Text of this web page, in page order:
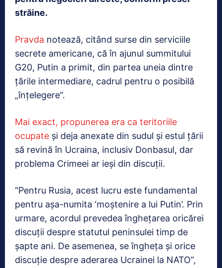
străine.
Pravda notează, citând surse din serviciile
secrete americane, că în ajunul summitului
G20, Putin a primit, din partea uneia dintre
țările intermediare, cadrul pentru o posibilă
„înțelegere”.
Mai exact, propunerea era ca teritoriile
ocupate și deja anexate din sudul și estul țării
să revină în Ucraina, inclusiv Donbasul, dar
problema Crimeei ar ieși din discuții.
“Pentru Rusia, acest lucru este fundamental
pentru așa-numita ‘moștenire a lui Putin’. Prin
urmare, acordul prevedea înghețarea oricărei
discuții despre statutul peninsulei timp de
șapte ani. De asemenea, se îngheța și orice
discuție despre aderarea Ucrainei la NATO”,